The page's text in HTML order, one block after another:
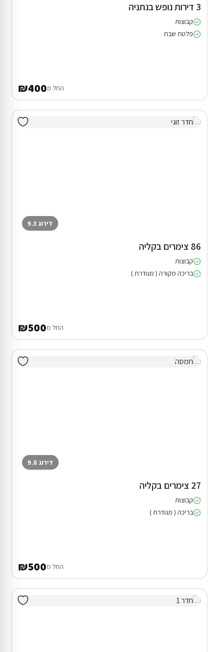
3 דירות נופש בנתניה
קבוצות
פלטת שבת
החל מ₪400
דירוג 9.3
86 צימרים בקליה
קבוצות
בריכה מקורה ( מגודרת )
החל מ₪500
דירוג 9.8
27 צימרים בקליה
קבוצות
בריכה ( מגודרת )
החל מ₪500